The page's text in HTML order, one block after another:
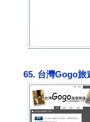
65. 台灣Gogo旅